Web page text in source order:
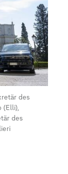
des
(Elli),
des